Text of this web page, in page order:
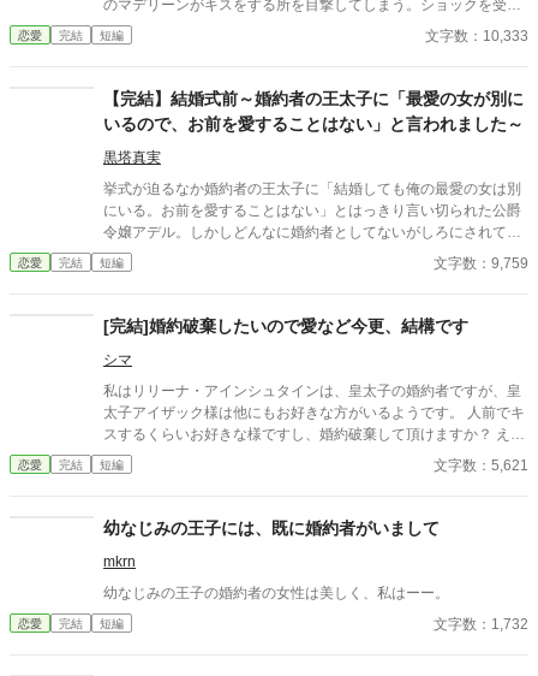
のマデリーンがキスをする所を目撃してしまう。ショックを受け
たフィオナは自ら修道院に行くことを決意し、護衛騎士のエルマ
ーとともに王宮を逃げ出した。置き手紙を読んだ皇太子が追いか
す。
恋愛 完結 短編 文字数：10,333
【完結】結婚式前～婚約者の王太子に「最愛の女が別に
いるので、お前を愛することはない」と言われました～
黒塔真実
挙式が迫るなか婚約者の王太子に「結婚しても俺の最愛の女は別
にいる。お前を愛することはない」とはっきり言い切られた公爵
令嬢アデル。しかしどんなに婚約者としてないがしろにされても
女性としての誇りを傷つけられても彼女は平気だった。なぜなら
大切な「心の拠り所」があるから……。しかし、王立学園の卒業
を受けるのだった―― ※神視点。■なろうにも別タイトルで重
複投稿←【ジャンル日間4位】。
恋愛 完結 短編 文字数：9,759
[完結]婚約破棄したいので愛など今更、結構です
シマ
私はリリーナ・アインシュタインは、皇太子の婚約者ですが、皇
太子アイザック様は他にもお好きな方がいるようです。 人前でキ
スするくらいお好きな様ですし、婚約破棄して頂けますか？ え？
勘違い？私の事を愛してる？そんなの今更、結構です。
恋愛 完結 短編 文字数：5,621
幼なじみの王子には、既に婚約者がいまして
mkrn
幼なじみの王子の婚約者の女性は美しく、私はーー。
恋愛 完結 短編 文字数：1,732